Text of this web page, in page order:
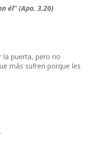
él” (Apo. 3,20)
la puerta, pero no
más sufren porque les